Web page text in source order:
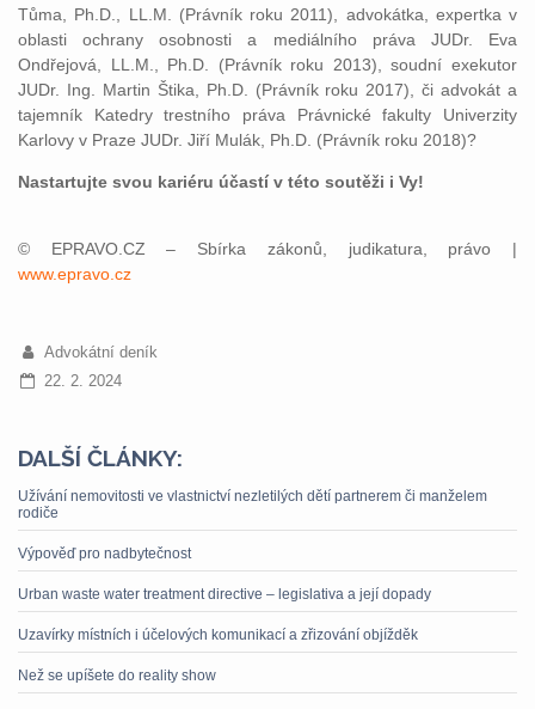
Tůma, Ph.D., LL.M. (Právník roku 2011), advokátka, expertka v
oblasti ochrany osobnosti a mediálního práva JUDr. Eva
Ondřejová, LL.M., Ph.D. (Právník roku 2013), soudní exekutor
JUDr. Ing. Martin Štika, Ph.D. (Právník roku 2017), či advokát a
tajemník Katedry trestního práva Právnické fakulty Univerzity
Karlovy v Praze JUDr. Jiří Mulák, Ph.D. (Právník roku 2018)?
Nastartujte svou kariéru účastí v této soutěži i Vy!
© EPRAVO.CZ – Sbírka zákonů, judikatura, právo |
www.epravo.cz
Advokátní deník
22. 2. 2024
DALŠÍ ČLÁNKY:
Užívání nemovitosti ve vlastnictví nezletilých dětí partnerem či manželem
rodiče
Výpověď pro nadbytečnost
Urban waste water treatment directive – legislativa a její dopady
Uzavírky místních i účelových komunikací a zřizování objížděk
Než se upíšete do reality show